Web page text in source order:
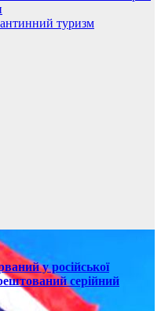
туризм
у російської
серійний